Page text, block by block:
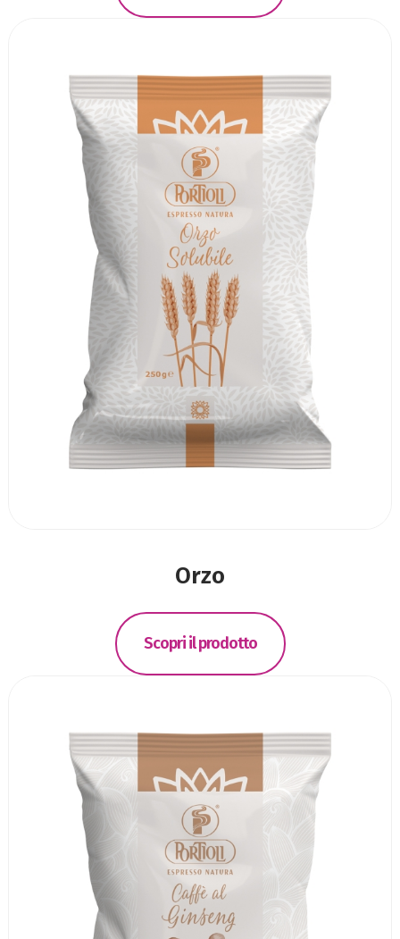
Orzo
Scopri il prodotto